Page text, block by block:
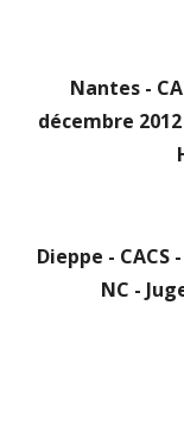
Nantes -
décembre
Dieppe - CACS
NC -